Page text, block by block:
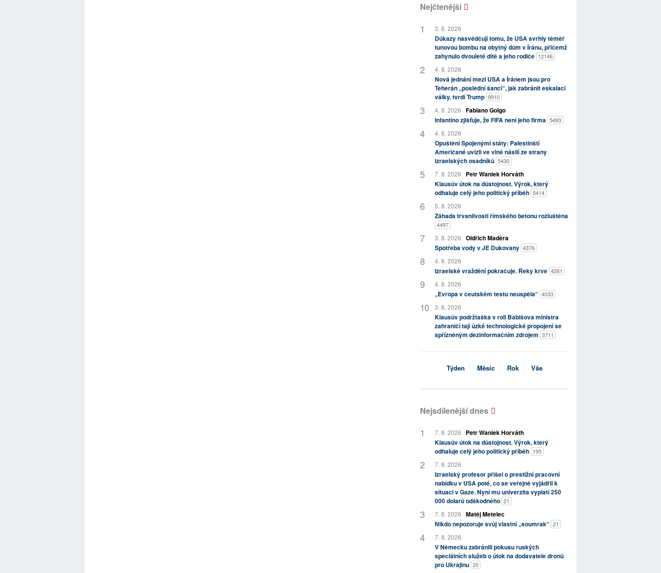
Nejčtenější
3. 8. 2026
Důkazy nasvědčují tomu, že USA svrhly téměř
tunovou bombu na obytný dům v Íránu, přičemž
zahynulo dvouleté dítě a jeho rodiče 12146
4. 8. 2026
Nová jednání mezi USA a Íránem jsou pro
Teherán „poslední šancí“, jak zabránit eskalaci
války, tvrdí Trump 9910
4. 8. 2026 Fabiano Golgo
Infantino zjišťuje, že FIFA není jeho firma 5493
4. 8. 2026
Opuštěni Spojenými státy: Palestinští
Američané uvízli ve vlně násilí ze strany
izraelských osadníků 5430
7. 8. 2026
Petr Waniek Horváth
Klausův útok na důstojnost. Výrok, který
odhaluje celý jeho politický příběh 5414
5. 8. 2026
Záhada trvanlivosti římského betonu rozluštěna
4497
3. 8. 2026 Oldřich Maděra
Spotřeba vody v JE Dukovany 4376
4. 8. 2026
Izraelské vraždění pokračuje. Řeky krve 4261
4. 8. 2026
„Evropa v ceutském testu neuspěla“ 4033
3. 8. 2026
Klausův podržtaška v roli Babišova ministra
zahraničí tají úzké technologické propojení se
spřízněným dezinformačním zdrojem 3711
Týden Měsíc Rok Vše
Nejsdílenější dnes
7. 8. 2026
Petr Waniek Horváth
Klausův útok na důstojnost. Výrok, který
odhaluje celý jeho politický příběh 195
7. 8. 2026
Izraelský profesor přišel o prestižní pracovní
nabídku v USA poté, co se veřejně vyjádřil k
situaci v Gaze. Nyní mu univerzita vyplatí 250
000 dolarů odškodného 21
7. 8. 2026 Matěj Metelec
Nikdo nepozoruje svůj vlastní „soumrak“ 21
7. 8. 2026
V Německu zabránili pokusu ruských
speciálních služeb o útok na dodavatele dronů
pro Ukrajinu 20